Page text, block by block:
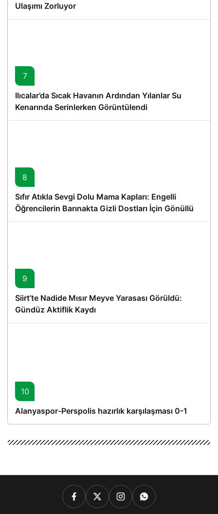
Ulaşımı Zorluyor
7
Ilıcalar’da Sıcak Havanın Ardından Yılanlar Su
Kenarında Serinlerken Görüntülendi
8
Sıfır Atıkla Sevgi Dolu Mama Kapları: Engelli
Öğrencilerin Barınakta Gizli Dostları İçin Gönüllü
Proje
9
Siirt’te Nadide Mısır Meyve Yarasası Görüldü:
Gündüz Aktiflik Kaydı
10
Alanyaspor-Perspolis hazırlık karşılaşması 0-1